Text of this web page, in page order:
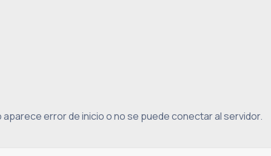
error de inicio o no se puede conectar al servidor.